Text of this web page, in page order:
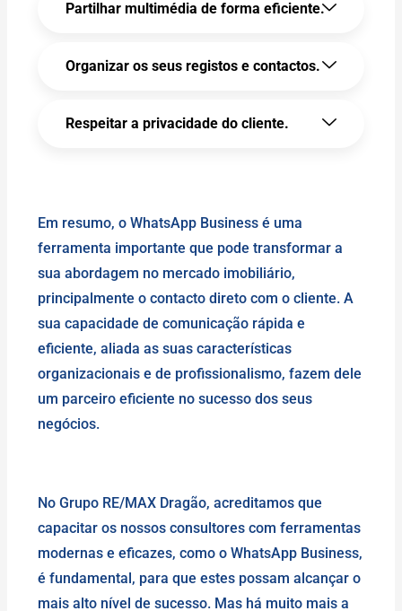
Partilhar multimédia de forma eficiente.
Organizar os seus registos e contactos.
Respeitar a privacidade do cliente.
Em resumo, o WhatsApp Business é uma
ferramenta importante que pode transformar a
sua abordagem no mercado imobiliário,
principalmente o contacto direto com o cliente. A
sua capacidade de comunicação rápida e
eficiente, aliada as suas características
organizacionais e de profissionalismo, fazem dele
um parceiro eficiente no sucesso dos seus
negócios.
No Grupo RE/MAX Dragão, acreditamos que
capacitar os nossos consultores com ferramentas
modernas e eficazes, como o WhatsApp Business,
é fundamental, para que estes possam alcançar o
mais alto nível de sucesso. Mas há muito mais a